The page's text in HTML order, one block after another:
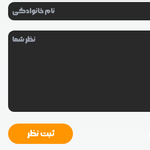
ثبت نظر